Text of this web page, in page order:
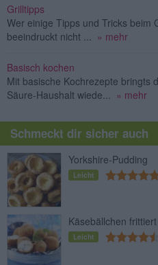
Grilltipps
Wer einige Tipps und Tricks beim
beeindruckt nicht ...
» mehr
Basisch kochen
Mit basische Kochrezepte bringts
Säure-Haushalt wiede...
» mehr
Schmeckt dir sicher auch
Yorkshire-Pudding
Leicht
Käsebällchen frittiert
Leicht